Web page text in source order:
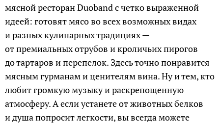
мясной ресторан Duoband с четко выраженной
идеей: готовят мясо во всех возможных видах
и разных кулинарных традициях —
от премиальных отрубов и кроличьих пирогов
до тартаров и перепелок. Здесь точно понравится
мясным гурманам и ценителям вина. Ну и тем, кто
любит громкую музыку и раскрепощенную
атмосферу. А если устанете от животных белков
и душа попросит легкости, вы всегда можете